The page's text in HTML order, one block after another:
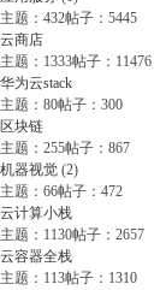
主题：432帖子：5445
云商店
主题：1333帖子：11476
华为云stack
主题：80帖子：300
区块链
主题：255帖子：867
机器视觉 (2)
主题：66帖子：472
云计算小栈
主题：1130帖子：2657
云容器全栈
主题：113帖子：1310